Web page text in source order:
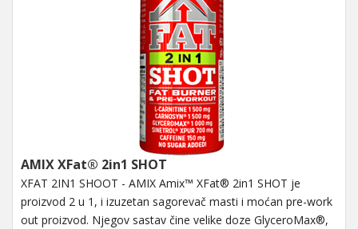
AMIX XFat® 2in1 SHOT
XFAT 2IN1 SHOOT - AMIX Amix™ XFat® 2in1 SHOT je
proizvod 2 u 1, i izuzetan sagorevač masti i moćan pre-work
out proizvod. Njegov sastav čine velike doze GlyceroMax®,